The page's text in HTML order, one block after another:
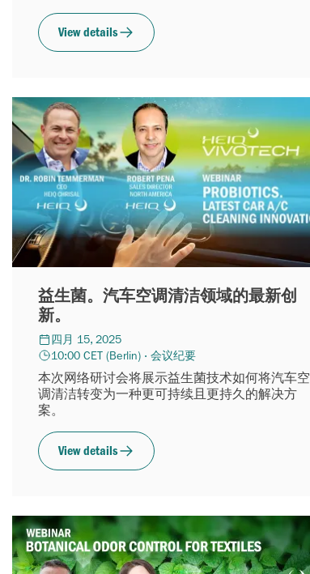
View details
益生菌。汽车空调清洁领域的最新创
新。
四月 15, 2025
10:00 CET (Berlin) · 会议纪要
本次网络研讨会将展示益生菌技术如何将汽车空
调清洁转变为一种更可持续且更持久的解决方
案。
View details